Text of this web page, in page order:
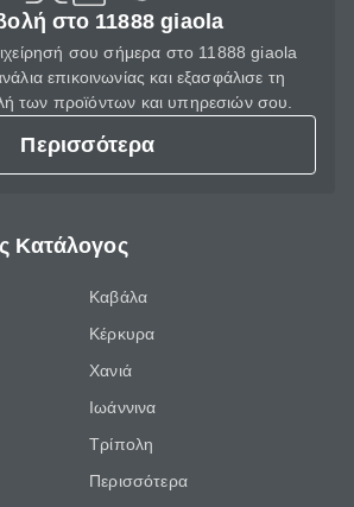
στο 11888 giaola
σου σήμερα στο 11888 giaola
επικοινωνίας και εξασφάλισε τη
των προϊόντων και υπηρεσιών σου.
Περισσότερα
Κατάλογος
Καβάλα
Κέρκυρα
Χανιά
Ιωάννινα
Τρίπολη
Περισσότερα